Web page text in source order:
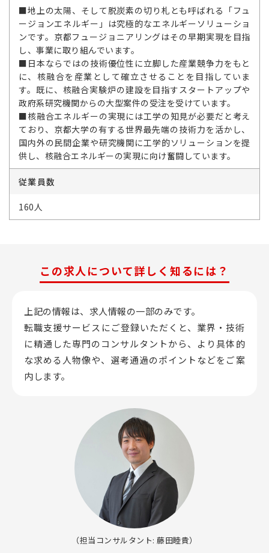
■地上の太陽、そして脱炭素の切り札とも呼ばれる「フュ
ージョンエネルギー」は究極的なエネルギーソリューショ
ンです。京都フュージョニアリングはその早期実現を目指
し、事業に取り組んでいます。
■日本ならではの技術優位性に立脚した産業競争力をもと
に、核融合を産業として確立させることを目指していま
す。既に、核融合実験炉の建設を目指すスタートアップや
政府系研究機関からの大型案件の受注を受けています。
■核融合エネルギーの実現には工学の知見が必要だと考え
ており、京都大学の有する世界最先端の技術力を活かし、
国内外の民間企業や研究機関に工学的ソリューションを提
供し、核融合エネルギーの実現に向け奮闘しています。
従業員数
160人
この求人について詳しく知るには？
上記の情報は、求人情報の一部のみです。
転職支援サービスにご登録いただくと、業界・技術
に精通した専門のコンサルタントから、 より具体的
な求める人物像や、選考通過のポイントなどをご案
内します。
（担当コンサルタント: 藤田睦貴）